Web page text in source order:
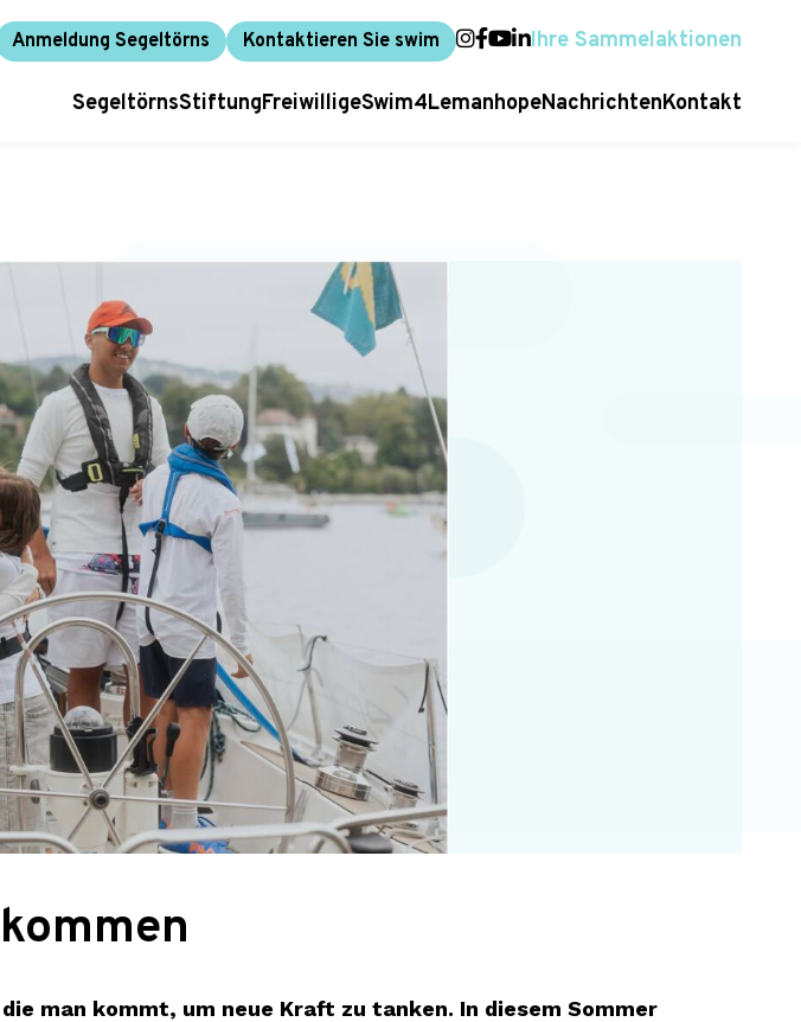
Anmeldung Segeltörns Kontaktieren Sie swim Ihre Sammelaktionen
SegeltörnsStiftungFreiwilligeSwim4LemanhopeNachrichtenKontakt
man kommt, um neue Kraft zu tanken. In diesem Sommer